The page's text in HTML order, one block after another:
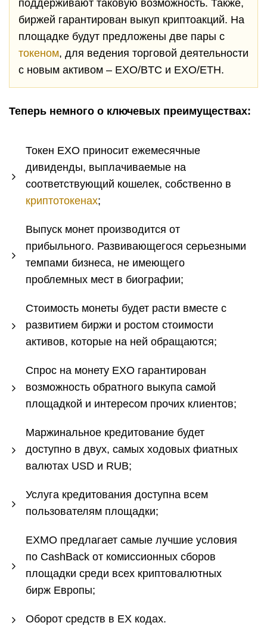
поддерживают таковую возможность. Также,
биржей гарантирован выкуп криптоакций. На
площадке будут предложены две пары с
токеном, для ведения торговой деятельности
с новым активом – EXO/BTC и EXO/ETH.
Теперь немного о ключевых преимуществах:
Токен EXO приносит ежемесячные
дивиденды, выплачиваемые на
соответствующий кошелек, собственно в
криптотокенах;
Выпуск монет производится от
прибыльного. Развивающегося серьезными
темпами бизнеса, не имеющего
проблемных мест в биографии;
Стоимость монеты будет расти вместе с
развитием биржи и ростом стоимости
активов, которые на ней обращаются;
Спрос на монету EXO гарантирован
возможность обратного выкупа самой
площадкой и интересом прочих клиентов;
Маржинальное кредитование будет
доступно в двух, самых ходовых фиатных
валютах USD и RUB;
Услуга кредитования доступна всем
пользователям площадки;
EXMO предлагает самые лучшие условия
по CashBack от комиссионных сборов
площадки среди всех криптовалютных
бирж Европы;
Оборот средств в EX кодах.